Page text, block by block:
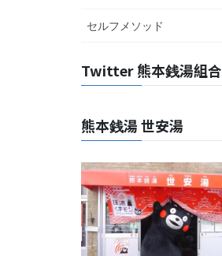
セルフメソッド
Twitter 熊本銭湯組合
熊本銭湯 世安湯